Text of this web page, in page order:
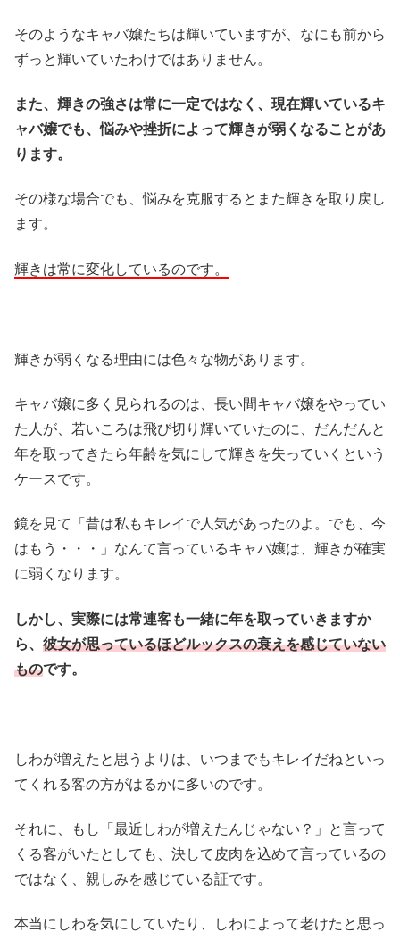
そのようなキャバ嬢たちは輝いていますが、なにも前から
ずっと輝いていたわけではありません。
また、輝きの強さは常に一定ではなく、現在輝いているキ
ャバ嬢でも、悩みや挫折によって輝きが弱くなることがあ
ります。
その様な場合でも、悩みを克服するとまた輝きを取り戻し
ます。
輝きは常に変化しているのです。
輝きが弱くなる理由には色々な物があります。
キャバ嬢に多く見られるのは、長い間キャバ嬢をやってい
た人が、若いころは飛び切り輝いていたのに、だんだんと
年を取ってきたら年齢を気にして輝きを失っていくという
ケースです。
鏡を見て「昔は私もキレイで人気があったのよ。でも、今
はもう・・・」なんて言っているキャバ嬢は、輝きが確実
に弱くなります。
しかし、実際には常連客も一緒に年を取っていきますか
ら、 彼女が思っているほどルックスの衰えを感じていない
ものです。
しわが増えたと思うよりは、いつまでもキレイだねといっ
てくれる客の方がはるかに多いのです。
それに、もし「最近しわが増えたんじゃない？」と言って
くる客がいたとしても、決して皮肉を込めて言っているの
ではなく、親しみを感じている証です。
本当にしわを気にしていたり、しわによって老けたと思っ